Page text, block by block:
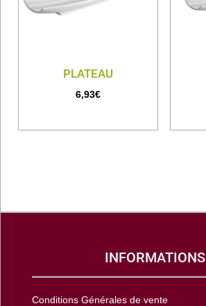
PLATEAU
6,93€
INFORMATIONS
Conditions Générales de vente